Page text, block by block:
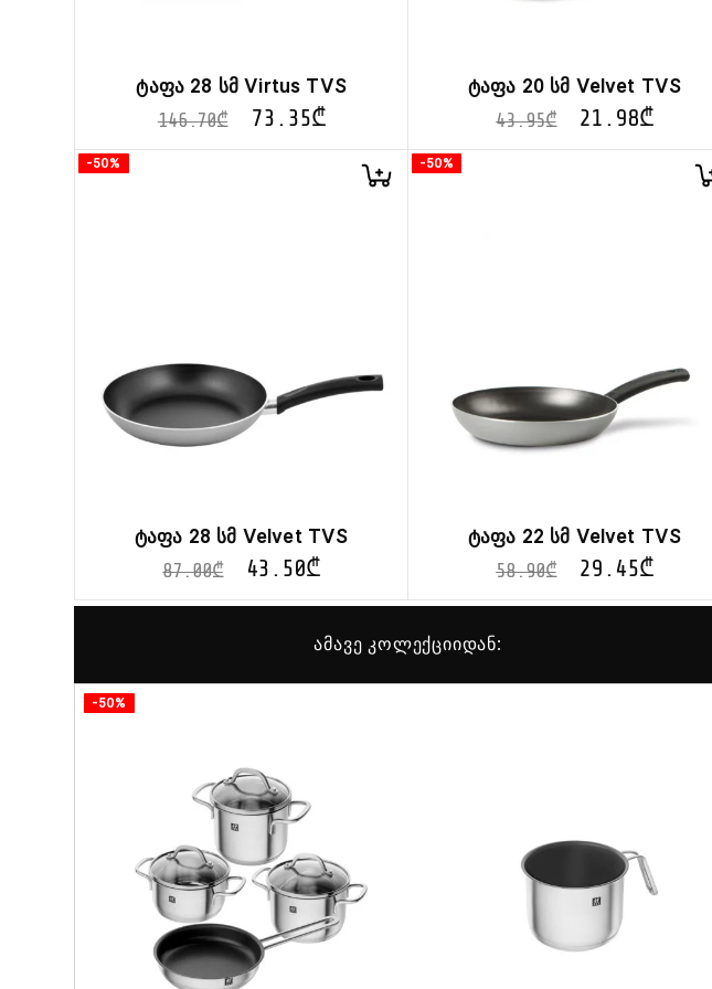
ტაფა 28 სმ Virtus TVS
146.70₾ 73.35₾
ტაფა 20 სმ Velvet TVS
43.95₾ 21.98₾
-50%
ტაფა 28 სმ Velvet TVS
87.00₾ 43.50₾
-50%
ტაფა 22 სმ Velvet TVS
58.90₾ 29.45₾
ამავე კოლექციიდან:
-50%